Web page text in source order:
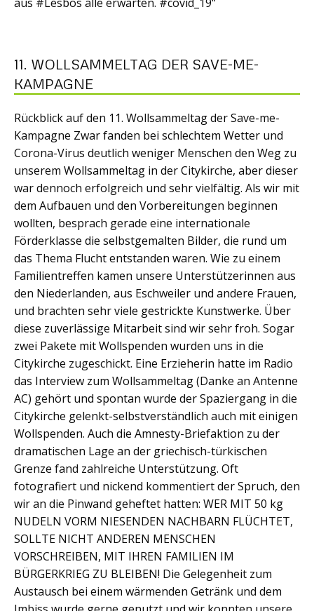
11. WOLLSAMMELTAG DER SAVE-ME-
KAMPAGNE
Rückblick auf den 11. Wollsammeltag der Save-me-
Kampagne Zwar fanden bei schlechtem Wetter und
Corona-Virus deutlich weniger Menschen den Weg zu
unserem Wollsammeltag in der Citykirche, aber dieser
war dennoch erfolgreich und sehr vielfältig. Als wir mit
dem Aufbauen und den Vorbereitungen beginnen
wollten, besprach gerade eine internationale
Förderklasse die selbstgemalten Bilder, die rund um
das Thema Flucht entstanden waren. Wie zu einem
Familientreffen kamen unsere Unterstützerinnen aus
den Niederlanden, aus Eschweiler und andere Frauen,
und brachten sehr viele gestrickte Kunstwerke. Über
diese zuverlässige Mitarbeit sind wir sehr froh. Sogar
zwei Pakete mit Wollspenden wurden uns in die
Citykirche zugeschickt. Eine Erzieherin hatte im Radio
das Interview zum Wollsammeltag (Danke an Antenne
AC) gehört und spontan wurde der Spaziergang in die
Citykirche gelenkt-selbstverständlich auch mit einigen
Wollspenden. Auch die Amnesty-Briefaktion zu der
dramatischen Lage an der griechisch-türkischen
Grenze fand zahlreiche Unterstützung. Oft
fotografiert und nickend kommentiert der Spruch, den
wir an die Pinwand geheftet hatten: WER MIT 50 kg
NUDELN VORM NIESENDEN NACHBARN FLÜCHTET,
SOLLTE NICHT ANDEREN MENSCHEN
VORSCHREIBEN, MIT IHREN FAMILIEN IM
BÜRGERKRIEG ZU BLEIBEN! Die Gelegenheit zum
Austausch bei einem wärmenden Getränk und dem